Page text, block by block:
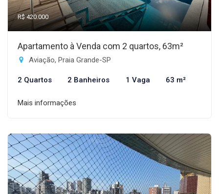
R$ 420.000
Apartamento à Venda com 2 quartos, 63m²
Aviação, Praia Grande-SP
2 Quartos 2 Banheiros 1 Vaga 63 m²
Mais informações